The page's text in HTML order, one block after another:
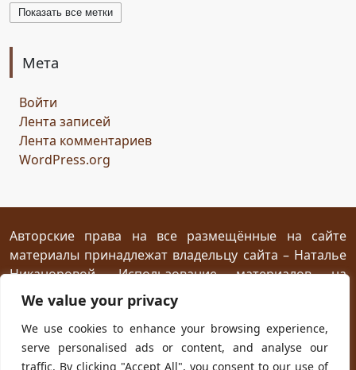
We value your privacy
We use cookies to enhance your browsing experience,
serve personalised ads or content, and analyse our
traffic. By clicking "Accept All", you consent to our use of
волшебство игрушки
возрождение
сомнение
мяч стирательная резинка
ресторан
птица Киви путеводный камень магия камня
сокровище шантаж ссора
женщины дворец кузница гнев дракона жар
испуг побег плен план приключение
Показать все метки
Мета
Войти
Лента записей
Лента комментариев
WordPress.org
Авторские права на все размещённые на сайте
материалы принадлежат владельцу сайта – Наталье
Никаноровой. Использование материалов на
посторонних сайтах разрешается без
предварительного согласия при условии
размещения прямой открытой для индексирования
ссылки на первоисточник не ниже первого абзаца